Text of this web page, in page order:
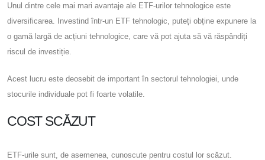
Unul dintre cele mai mari avantaje ale ETF-urilor tehnologice este
diversificarea. Investind într-un ETF tehnologic, puteți obține expunere la
o gamă largă de acțiuni tehnologice, care vă pot ajuta să vă răspândiți
riscul de investiție.
Acest lucru este deosebit de important în sectorul tehnologiei, unde
stocurile individuale pot fi foarte volatile.
COST SCĂZUT
ETF-urile sunt, de asemenea, cunoscute pentru costul lor scăzut.